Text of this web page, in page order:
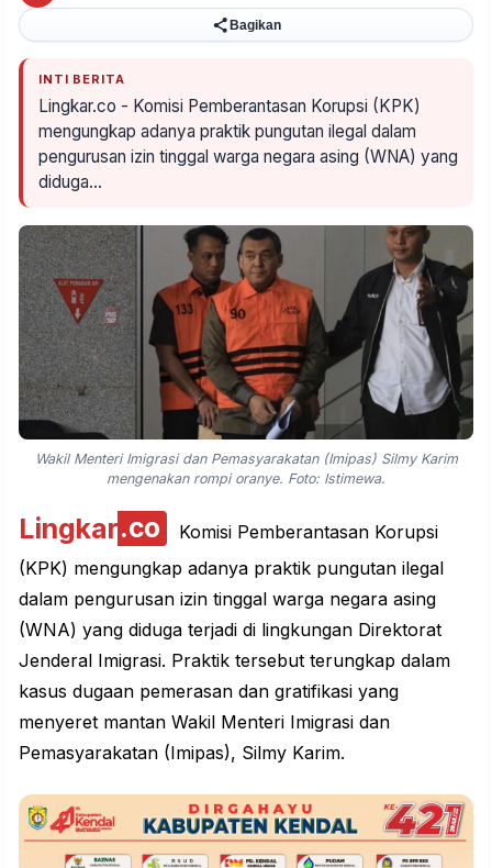
Bagikan
INTI BERITA
Lingkar.co - Komisi Pemberantasan Korupsi (KPK)
mengungkap adanya praktik pungutan ilegal dalam
pengurusan izin tinggal warga negara asing (WNA) yang
diduga…
Wakil Menteri Imigrasi dan Pemasyarakatan (Imipas) Silmy Karim
mengenakan rompi oranye. Foto: Istimewa.
Lingkar.co
Komisi Pemberantasan Korupsi
(KPK) mengungkap adanya praktik pungutan ilegal
dalam pengurusan izin tinggal warga negara asing
(WNA) yang diduga terjadi di lingkungan Direktorat
Jenderal Imigrasi. Praktik tersebut terungkap dalam
kasus dugaan pemerasan dan gratifikasi yang
menyeret mantan Wakil Menteri Imigrasi dan
Pemasyarakatan (Imipas), Silmy Karim.